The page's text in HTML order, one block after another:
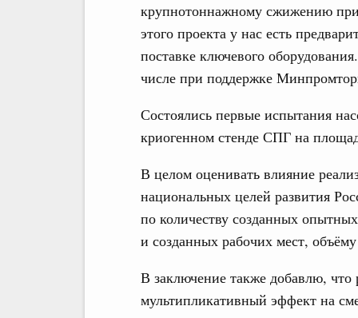
крупнотоннажному сжижению
этого проекта у нас есть
поставке ключевого
числе при поддержке
Состоялись первые испытания
криогенном стенде СПГ на
В целом оценивать влияние
национальных целей развития
по количеству созданных
и созданных рабочих мест,
В заключение также добавлю, что
мультипликативный эффект на